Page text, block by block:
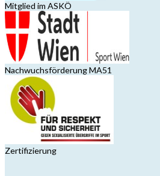
Mitglied im ASKÖ
Nachwuchsförderung MA51
Zertifizierung